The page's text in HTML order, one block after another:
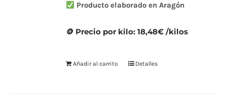
Producto elaborado en Aragón
🪙 Precio por kilo: 18,48€ /kilos
Añadir al carrito Detalles